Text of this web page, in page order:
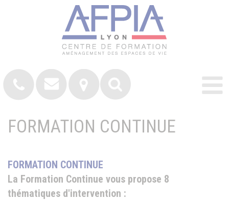
FORMATION CONTINUE
FORMATION CONTINUE
La Formation Continue vous propose 8
thématiques d'intervention :